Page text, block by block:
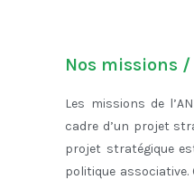
Nos missions
Les missions de
cadre d’un projet
projet stratégique
politique associative.